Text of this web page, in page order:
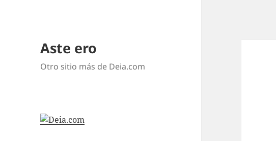
Aste ero
Otro sitio más de Deia.com